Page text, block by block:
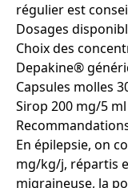
régulier est
Dosages
Choix des
Depakine®
Capsules molles
Sirop 200 mg/5
En épilepsie, on
mg/kg/j, répartis
migraineuse, la